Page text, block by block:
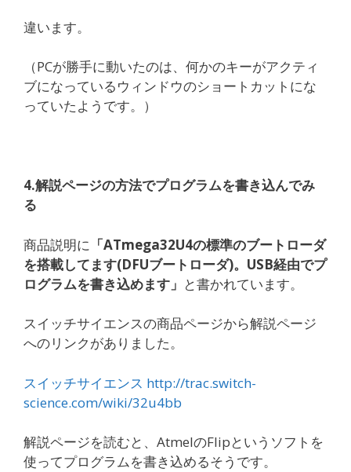
違います。
（PCが勝手に動いたのは、何かのキーがアクティ
ブになっているウィンドウのショートカットにな
っていたようです。）
4.解説ページの方法でプログラムを書き込んでみ
る
商品説明に 「ATmega32U4の標準のブートローダ
を搭載してます(DFUブートローダ)。USB経由でプ
ログラムを書き込めます」 と書かれています。
スイッチサイエンスの商品ページから解説ページ
へのリンクがありました。
スイッチサイエンス http://trac.switch-
science.com/wiki/32u4bb
解説ページを読むと、AtmelのFlipというソフトを
使ってプログラムを書き込めるそうです。